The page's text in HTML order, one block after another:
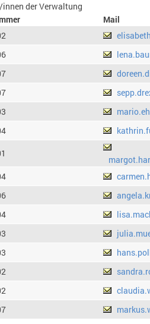
der Verwaltung
Mail